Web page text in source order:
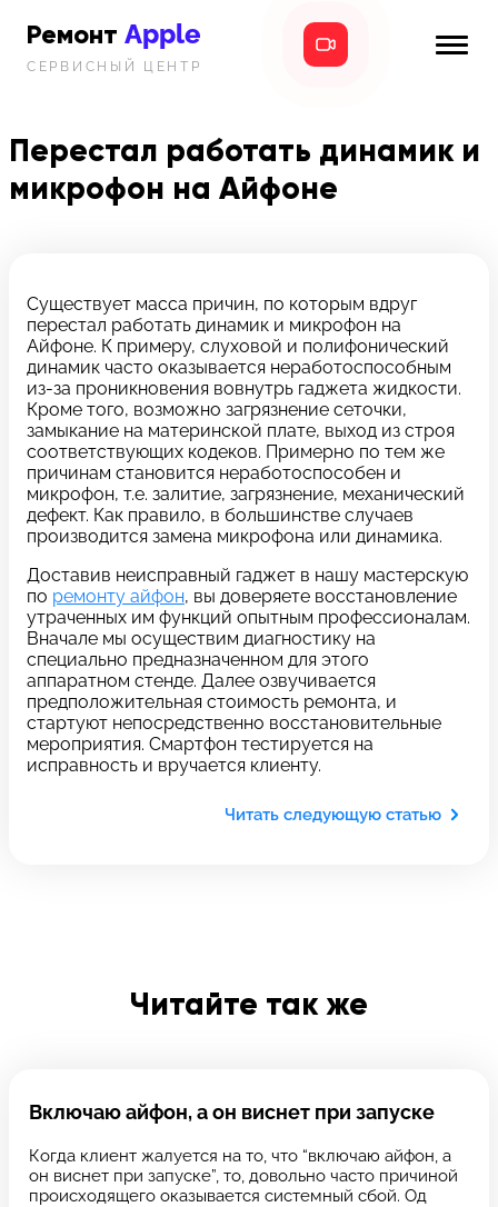
Ремонт Apple
СЕРВИСНЫЙ ЦЕНТР
iPad
MacBook
Новости
i-info
Телефон:
+7 (812) 409-39-75
Адрес:
8 Красноармейская, 18
Режим работы:
c 10:00 до 21:00
Связаться с нами
Перестал работать динамик и
микрофон на Айфоне
Существует масса причин, по которым вдруг
перестал работать динамик и микрофон на
Айфоне. К примеру, слуховой и полифонический
динамик часто оказывается неработоспособным
из-за проникновения вовнутрь гаджета жидкости.
Кроме того, возможно загрязнение сеточки,
замыкание на материнской плате, выход из строя
соответствующих кодеков. Примерно по тем же
причинам становится неработоспособен и
микрофон, т.е. залитие, загрязнение, механический
дефект. Как правило, в большинстве случаев
производится замена микрофона или динамика.
Доставив неисправный гаджет в нашу мастерскую
по ремонту айфон, вы доверяете восстановление
утраченных им функций опытным профессионалам.
Вначале мы осуществим диагностику на
специально предназначенном для этого
аппаратном стенде. Далее озвучивается
предположительная стоимость ремонта, и
стартуют непосредственно восстановительные
мероприятия. Смартфон тестируется на
исправность и вручается клиенту.
Читать следующую статью
Читайте так же
Включаю айфон, а он виснет при запуске
Когда клиент жалуется на то, что “включаю айфон, а
он виснет при запуске”, то, довольно часто причиной
происходящего оказывается системный сбой. Од
Задать вопрос
*бесплатно
Заполните форму обратной
связи и ждите звонка:
Оставьте свой
отзыв
Заполните все необходимые поля
Введите телефон
Введите номер договора